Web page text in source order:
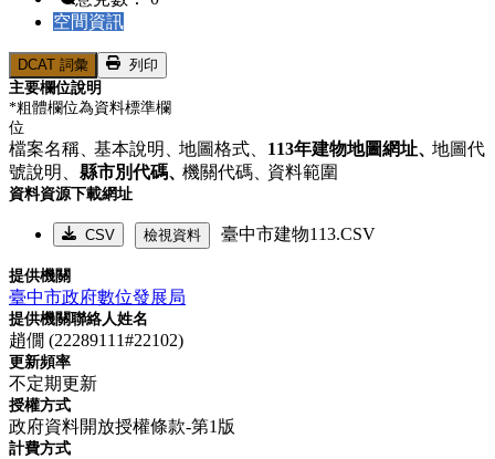
空間資訊
DCAT 詞彙
列印
主要欄位說明
*粗體欄位為資料標準欄
位
檔案名稱、基本說明、地圖格式、 113年建物地圖網址、地圖代
號說明、 縣市別代碼、機關代碼、資料範圍
資料資源下載網址
CSV 檢視資料 臺中市建物113.CSV
提供機關
臺中市政府數位發展局
提供機關聯絡人姓名
趙僩 (22289111#22102)
更新頻率
不定期更新
授權方式
政府資料開放授權條款-第1版
計費方式